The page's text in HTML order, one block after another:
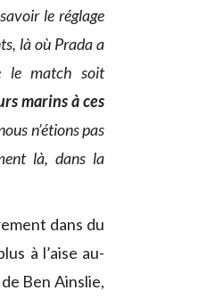
le réglage
là où Prada a
le match soit
marins à ces
n’étions pas
là, dans la
dans du
à l’aise au-
Ben Ainslie,